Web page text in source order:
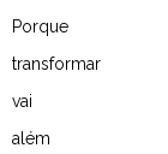
Porque
transformar
vai
além